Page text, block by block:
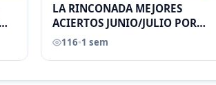
LA RINCONADA MEJORES
ACIERTOS JUNIO/JULIO POR
ANTONI CASTELLANO
116•1 sem